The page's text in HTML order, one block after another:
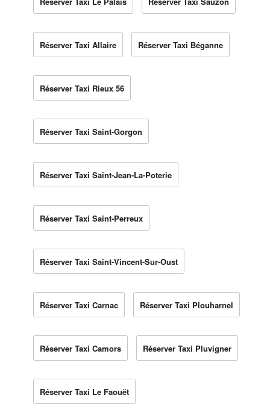
Réserver Taxi Allaire Réserver Taxi Béganne
Réserver Taxi Rieux 56
Réserver Taxi Saint-Gorgon
Réserver Taxi Saint-Jean-La-Poterie
Réserver Taxi Saint-Perreux
Réserver Taxi Saint-Vincent-Sur-Oust
Réserver Taxi Carnac Réserver Taxi Plouharnel
Réserver Taxi Camors Réserver Taxi Pluvigner
Réserver Taxi Le Faouët